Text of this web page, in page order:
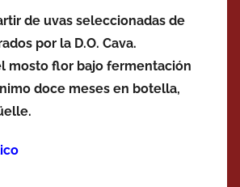
de uvas seleccionadas de
por la D.O. Cava.
mosto flor bajo fermentación
doce meses en botella,